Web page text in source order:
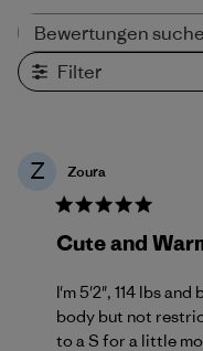
Filter
Z Zoura
Cute and
I'm 5'2", 114 lbs
body but not
to a S for a little